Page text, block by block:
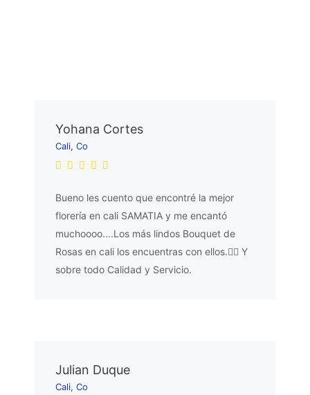
Yohana Cortes
Cali, Co
Bueno les cuento que encontré la mejor
florería en cali SAMATIA y me encantó
muchoooo....Los más lindos Bouquet de
Rosas en cali los encuentras con ellos.👌🏼 Y
sobre todo Calidad y Servicio.
Julian Duque
Cali, Co